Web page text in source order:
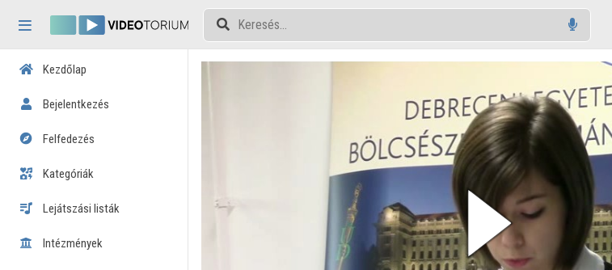
Tartalom kihagyása
Kezdőlap
Bejelentkezés
Felfedezés
Kategóriák
Lejátszási listák
Intézmények